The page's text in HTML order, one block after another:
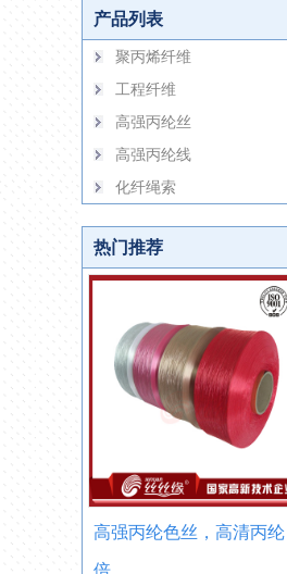
产品列表
聚丙烯纤维
工程纤维
高强丙纶丝
高强丙纶线
化纤绳索
热门推荐
丙纶 建筑用聚丙烯纤维
“丝丝缘”牌改性聚丙烯纤维是